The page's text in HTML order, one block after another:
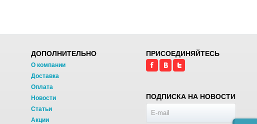
ДОПОЛНИТЕЛЬНО
О компании
Доставка
Оплата
Новости
Статьи
Акции
ПРИСОЕДИНЯЙТЕСЬ
ПОДПИСКА НА НОВОСТИ